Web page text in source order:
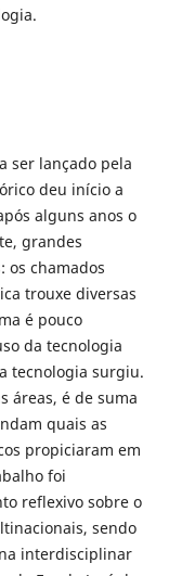
ser lançado pela
deu início a
alguns anos o
grandes
os chamados
trouxe diversas
é pouco
da tecnologia
tecnologia surgiu.
áreas, é de suma
quais as
propiciaram em
foi
reflexivo sobre o
sendo
interdisciplinar